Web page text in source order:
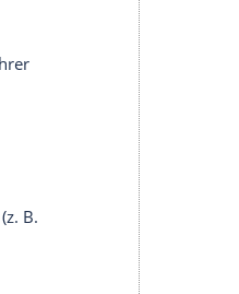
Heißwasserboiler
ausschließlich im
Hängeschrank:
Unternehmen